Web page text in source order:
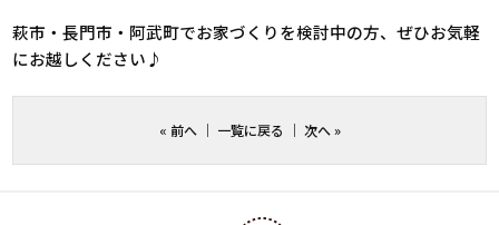
萩市・長門市・阿武町でお家づくりを検討中の方、ぜひお気軽
にお越しください♪
« 前へ｜ 一覧に戻る ｜ 次へ»